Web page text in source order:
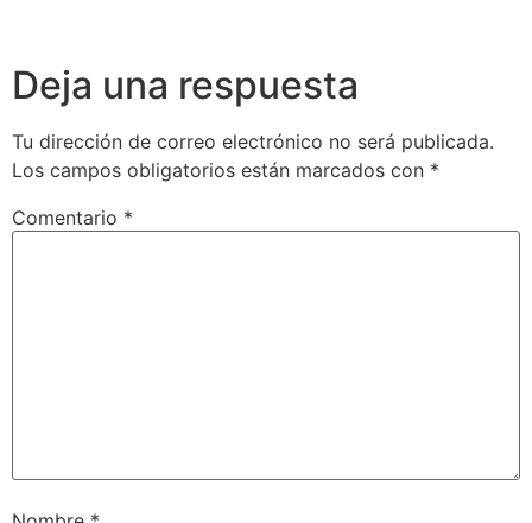
Deja una respuesta
Tu dirección de correo electrónico no será publicada.
Los campos obligatorios están marcados con *
Comentario *